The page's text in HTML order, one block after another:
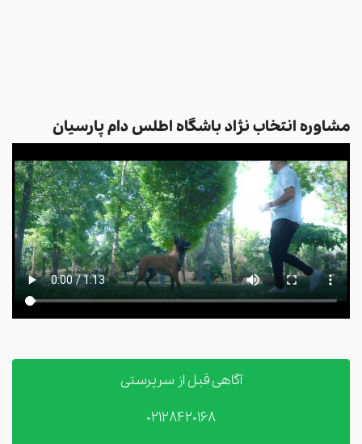
مشاوره انتخاب نژاد باشگاه اطلس دام پارسیان
آگاهی قبل از سرپرستی
02128420168